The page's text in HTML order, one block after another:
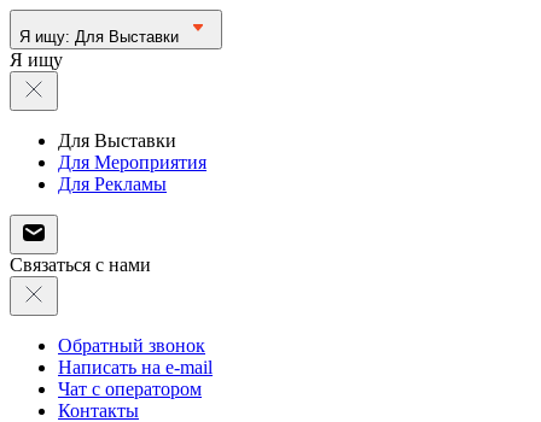
Я ищу: Для Выставки
Я ищу
Для Выставки
Для Мероприятия
Для Рекламы
Связаться с нами
Обратный звонок
Написать на e-mail
Чат с оператором
Контакты